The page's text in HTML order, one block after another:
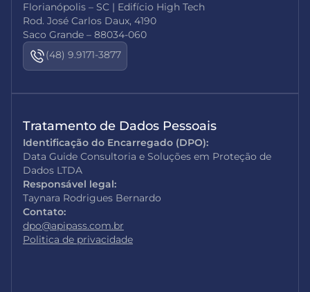
Florianópolis – SC | Edifício High Tech
Rod. José Carlos Daux, 4190
Saco Grande – 88034-060
(48) 9.9171-3877
Tratamento de Dados Pessoais
Identificação do Encarregado (DPO):
Data Guide Consultoria e Soluções em Proteção de
Dados LTDA
Responsável legal:
Taynara Rodrigues Bernardo
Contato:
dpo@apipass.com.br
Politica de privacidade